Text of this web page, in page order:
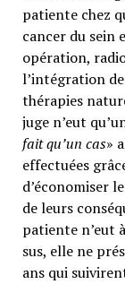
patiente chez
cancer du sein
opération,
l’intégration
thérapies
juge n’eut
fait qu’un cas»
effectuées
d’économiser
de leurs
patiente n’eut
sus, elle ne
ans qui